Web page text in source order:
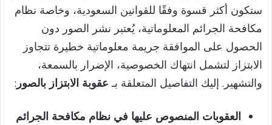
ستكون أكثر قسوة وفقًا للقوانين السعودية، وخاصة نظام
مكافحة الجرائم المعلوماتية، يُعتبر نشر الصور دون
الحصول على الموافقة جريمة معلوماتية خطيرة تتجاوز
الابتزاز لتشمل انتهاك الخصوصية، الإضرار بالسمعة،
والتشهير. إليك التفاصيل المتعلقة بـ عقوبة الابتزاز بالصور :
العقوبات المنصوص عليها في نظام مكافحة الجرائم